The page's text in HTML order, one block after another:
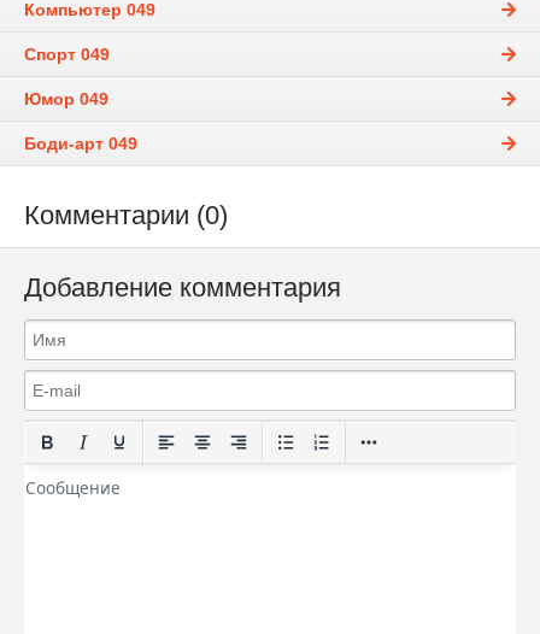
Компьютер 049
Спорт 049
Юмор 049
Боди-арт 049
Комментарии (0)
Добавление комментария